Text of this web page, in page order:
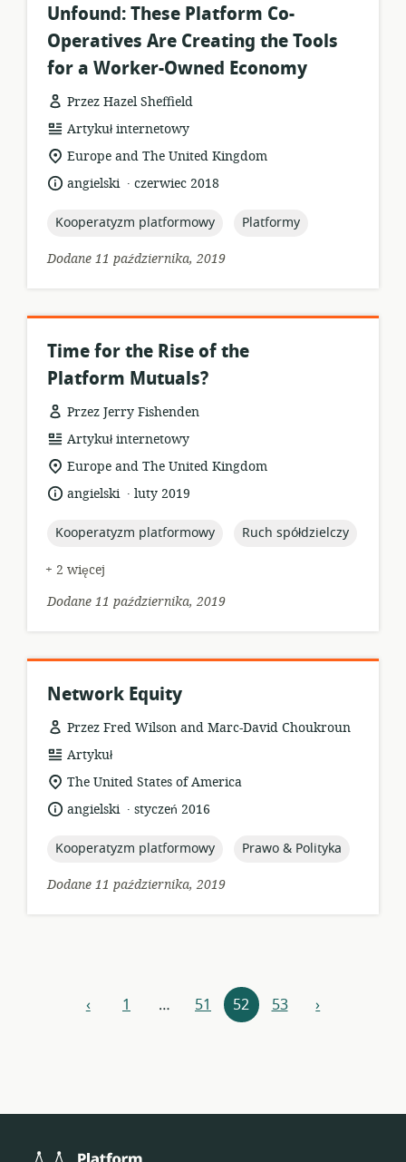
Unfound: These Platform Co-
Operatives Are Creating the Tools
for a Worker-Owned Economy
Przez Hazel Sheffield
format
zasobów:
Artykuł internetowy
istotna
lokalizacja:
Europe and The United Kingdom
język:angielski .
dataczerwiec 2018
topic:
Kooperatyzm platformowy topic:
Platformy
Dodane 11 października, 2019
Time for the Rise of the
Platform Mutuals?
Przez Jerry Fishenden
format
zasobów:
Artykuł internetowy
istotna
lokalizacja:
Europe and The United Kingdom
język:angielski .
dataluty 2019
topic:
Kooperatyzm platformowy topic:
Ruch spółdzielczy
+ 2 więcej
Dodane 11 października, 2019
Network Equity
Przez Fred Wilson and Marc-David Choukroun
format
zasobów:
Artykuł
istotna
lokalizacja:
The United States of America
język:angielski .
datastyczeń 2016
topic:
Kooperatyzm platformowy topic:
Prawo & Polityka
Dodane 11 października, 2019
Nawigacja
‹poprzedni
1 … 51 52 53 następny
›